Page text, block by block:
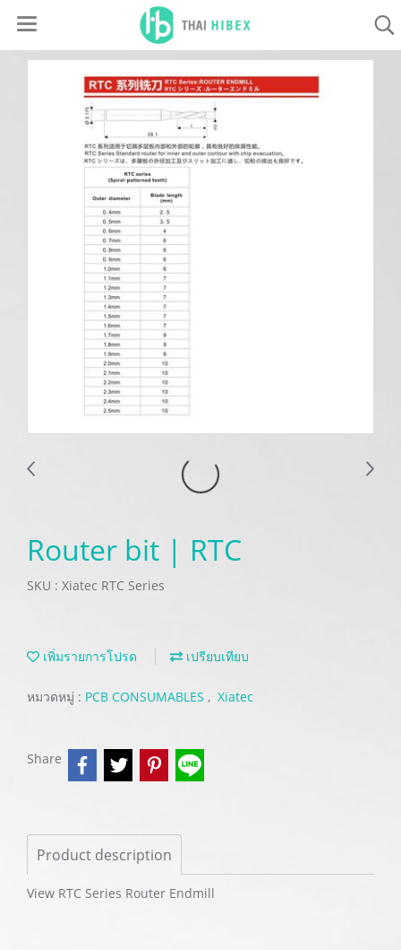
Router bit | RTC
SKU : Xiatec RTC Series
เพิ่มรายการโปรด เปรียบเทียบ
หมวดหมู่ : PCB CONSUMABLES , Xiatec
Share
Product description
View RTC Series Router Endmill